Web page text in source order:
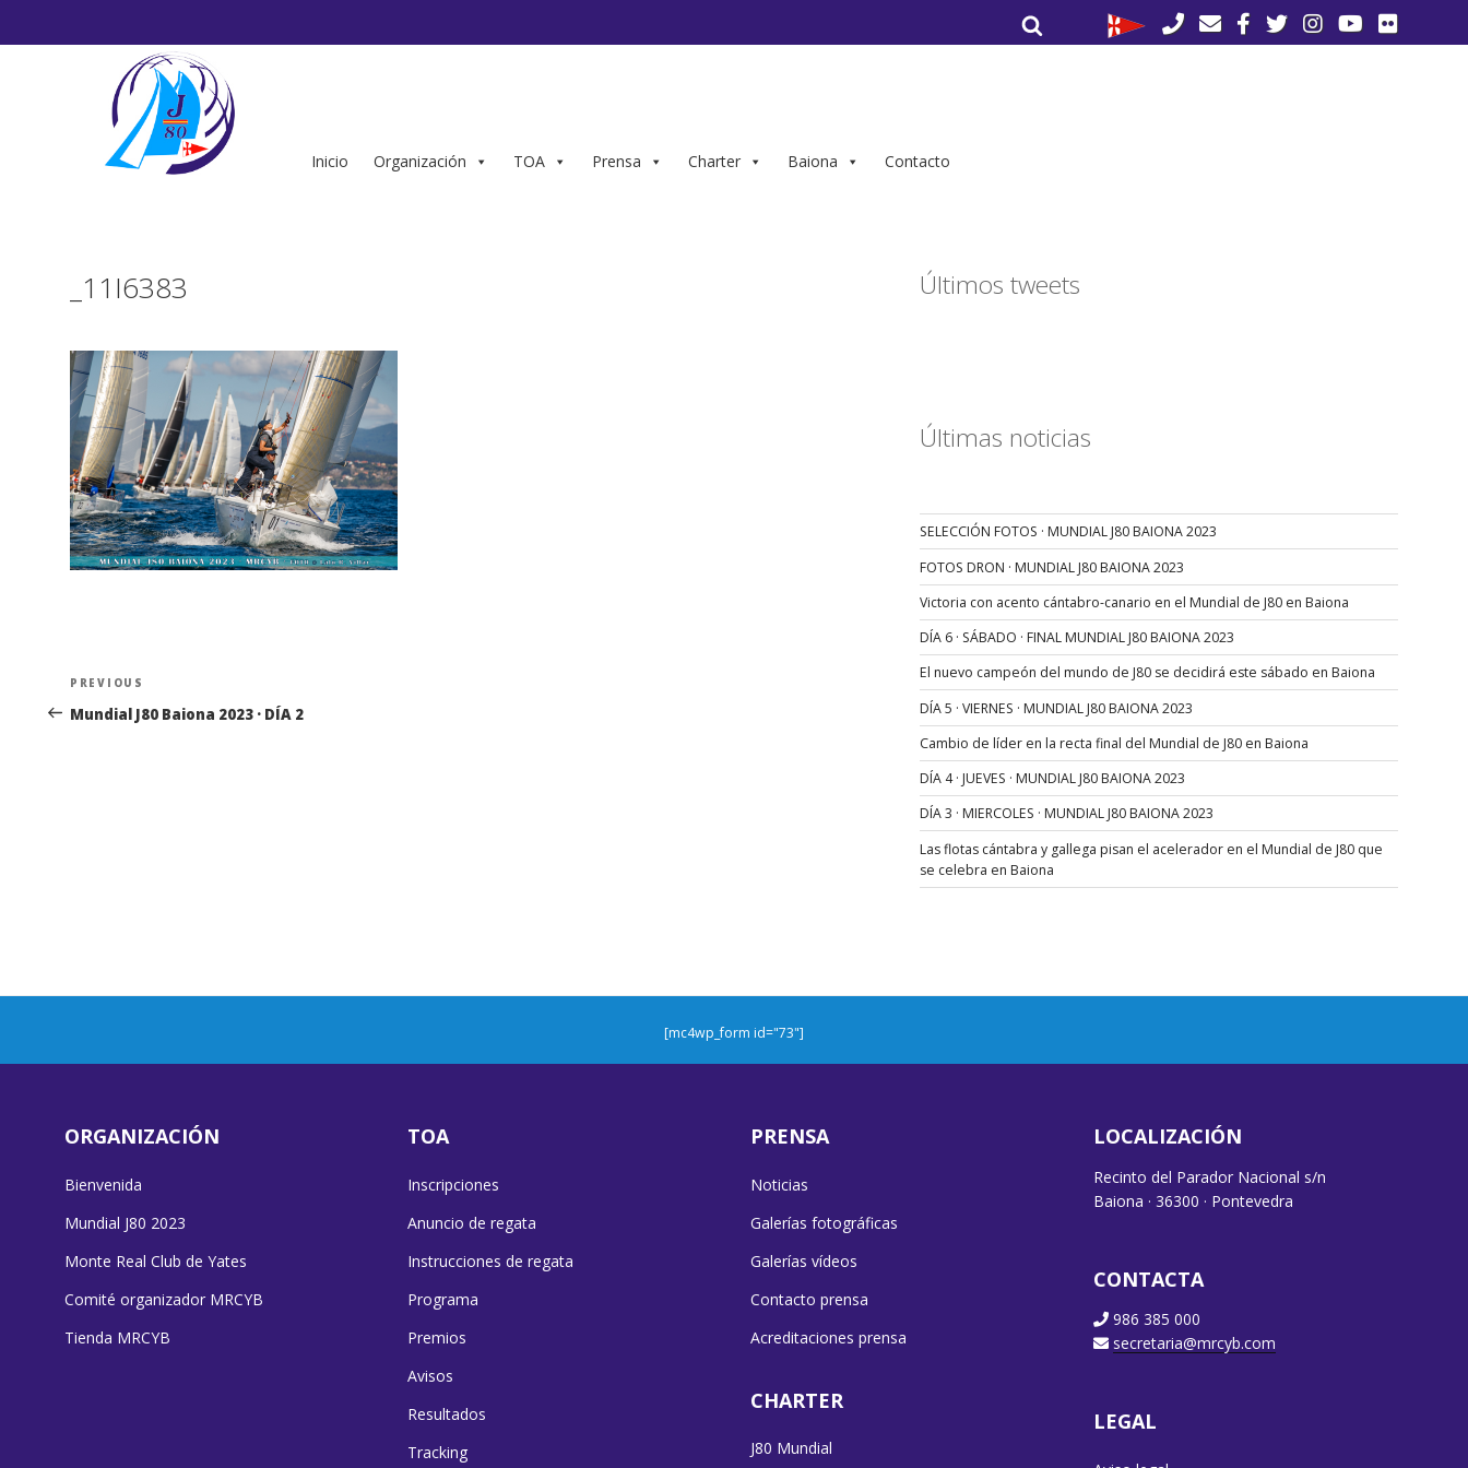
por:
Inicio Organización TOA Prensa Charter Baiona Contacto
_11I6383
Navegación
de
Previous
Post
PREVIOUS
Mundial J80 Baiona 2023 · DÍA 2
Últimos tweets
Últimas noticias
SELECCIÓN FOTOS · MUNDIAL J80 BAIONA 2023
FOTOS DRON · MUNDIAL J80 BAIONA 2023
Victoria con acento cántabro-canario en el Mundial de J80 en Baiona
DÍA 6 · SÁBADO · FINAL MUNDIAL J80 BAIONA 2023
El nuevo campeón del mundo de J80 se decidirá este sábado en Baiona
DÍA 5 · VIERNES · MUNDIAL J80 BAIONA 2023
Cambio de líder en la recta final del Mundial de J80 en Baiona
DÍA 4 · JUEVES · MUNDIAL J80 BAIONA 2023
DÍA 3 · MIERCOLES · MUNDIAL J80 BAIONA 2023
Las flotas cántabra y gallega pisan el acelerador en el Mundial de J80 que
se celebra en Baiona
[mc4wp_form id="73"]
ORGANIZACIÓN
Bienvenida
Mundial J80 2023
Monte Real Club de Yates
Comité organizador MRCYB
Tienda MRCYB
TOA
Inscripciones
Anuncio de regata
Instrucciones de regata
Programa
Premios
Avisos
Resultados
Tracking
PRENSA
Noticias
Galerías fotográficas
Galerías vídeos
Contacto prensa
Acreditaciones prensa
CHARTER
J80 Mundial
LOCALIZACIÓN
Recinto del Parador Nacional s/n
Baiona · 36300 · Pontevedra
CONTACTA
986 385 000
secretaria@mrcyb.com
LEGAL